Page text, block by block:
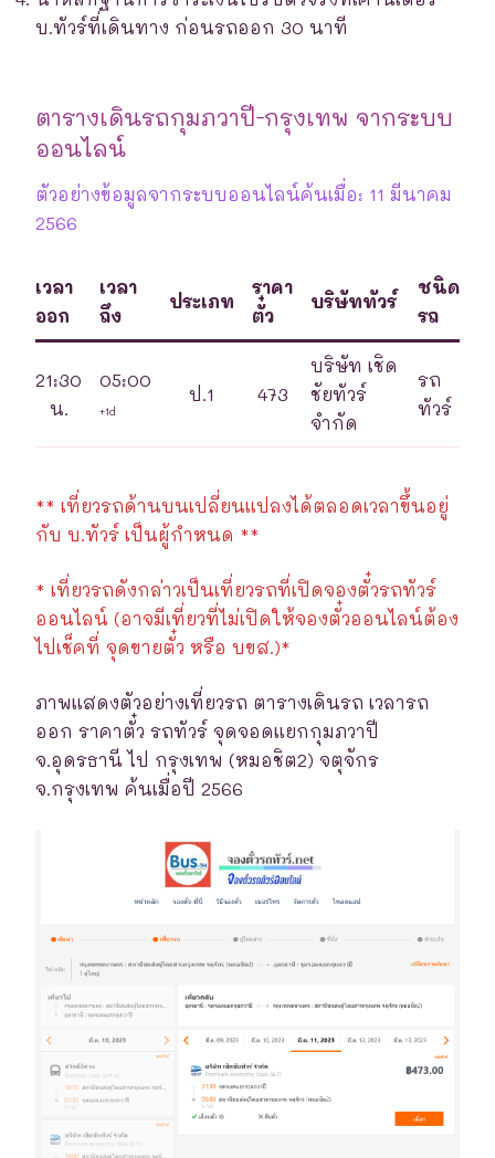
บ.ทัวร์ที่เดินทาง ก่อนรถออก 30 นาที
ตารางเดินรถกุมภวาปี-กรุงเทพ จากระบบ
ออนไลน์
ตัวอย่างข้อมูลจากระบบออนไลน์ค้นเมื่อ: 11 มีนาคม
2566
เวลา
ออก
เวลา
ถึง
ประเภท
ราคา
ตั๋ว
บริษัททัวร์
ชนิด
รถ
21:30
น.
05:00
+1d
ป.1 473
บริษัท เชิด
ชัยทัวร์
จำกัด
รถ
ทัวร์
** เที่ยวรถด้านบนเปลี่ยนแปลงได้ตลอดเวลาขึ้นอยู่
กับ บ.ทัวร์ เป็นผู้กำหนด **
* เที่ยวรถดังกล่าวเป็นเที่ยวรถที่เปิดจองตั๋วรถทัวร์
ออนไลน์ (อาจมีเที่ยวที่ไม่เปิดให้จองตั๋วออนไลน์ต้อง
ไปเช็คที่ จุดขายตั๋ว หรือ บขส.)*
ภาพแสดงตัวอย่างเที่ยวรถ ตารางเดินรถ เวลารถ
ออก ราคาตั๋ว รถทัวร์ จุดจอดแยกกุมภวาปี
จ.อุดรธานี ไป กรุงเทพ (หมอชิต2) จตุจักร
จ.กรุงเทพ ค้นเมื่อปี 2566